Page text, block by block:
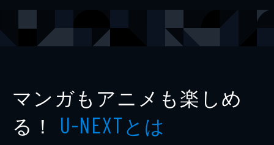
マンガもアニメも楽しめ
る！ U-NEXTとは